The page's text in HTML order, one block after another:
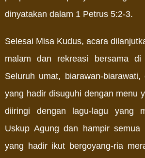
dinyatakan dalam 1 Petrus 5:2-3.
Selesai Misa Kudus, acara
malam dan rekreasi bersama di
Seluruh umat, biarawan-
yang hadir disuguhi dengan menu
diiringi dengan lagu-lagu yang
Uskup Agung dan hampir semua
yang hadir ikut bergoyang-ria